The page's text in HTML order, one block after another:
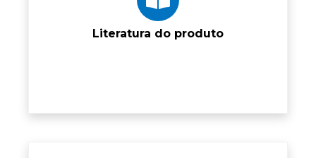
Literatura do produto